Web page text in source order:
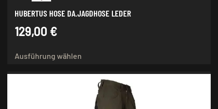
HUBERTUS HOSE DA.JAGDHOSE LEDER
129,00 €
Ausführung wählen
mehrere
Varianten